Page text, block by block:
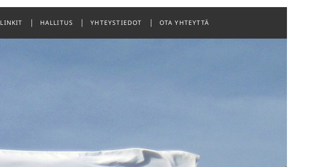
LINKIT HALLITUS YHTEYSTIEDOT OTA YHTEYTTÄ